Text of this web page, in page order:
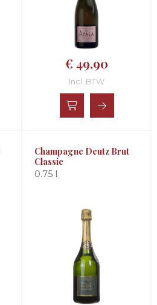
€ 49,90
Incl. BTW
Champagne Deutz Brut
Classic
0.75 l